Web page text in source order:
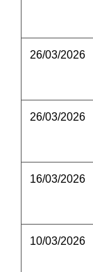
26/03/2026
26/03/2026
16/03/2026
10/03/2026